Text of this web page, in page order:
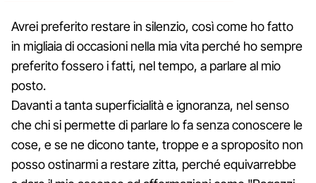
Avrei preferito restare in silenzio, così come ho fatto
in migliaia di occasioni nella mia vita perché ho sempre
preferito fossero i fatti, nel tempo, a parlare al mio
posto.
Davanti a tanta superficialità e ignoranza, nel senso
che chi si permette di parlare lo fa senza conoscere le
cose, e se ne dicono tante, troppe e a sproposito non
posso ostinarmi a restare zitta, perché equivarrebbe